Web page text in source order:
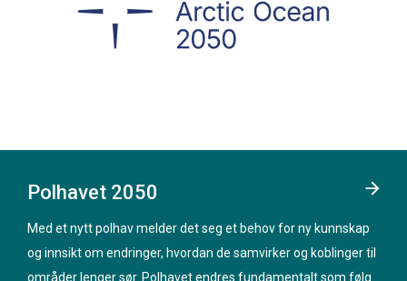
Polhavet 2050
Med et nytt polhav melder det seg et behov for ny kunnskap
og innsikt om endringer, hvordan de samvirker og koblinger til
områder lenger sør. Polhavet endres fundamentalt som følge